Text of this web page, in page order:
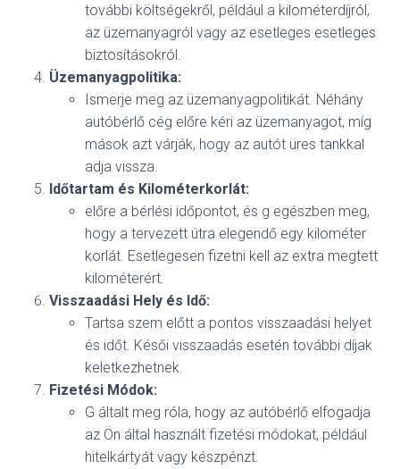
további költségekről, például a kilométerdíjról,
az üzemanyagról vagy az esetleges esetleges
biztosításokról.
Üzemanyagpolitika:
Ismerje meg az üzemanyagpolitikát. Néhány
autóbérlő cég előre kéri az üzemanyagot, míg
mások azt várják, hogy az autót üres tankkal
adja vissza.
Időtartam és Kilométerkorlát:
előre a bérlési időpontot, és g egészben meg,
hogy a tervezett útra elegendő egy kilométer
korlát. Esetlegesen fizetni kell az extra megtett
kilométerért.
Visszaadási Hely és Idő:
Tartsa szem előtt a pontos visszaadási helyet
és időt. Késői visszaadás esetén további díjak
keletkezhetnek.
Fizetési Módok:
G általt meg róla, hogy az autóbérlő elfogadja
az Ön által használt fizetési módokat, például
hitelkártyát vagy készpénzt.